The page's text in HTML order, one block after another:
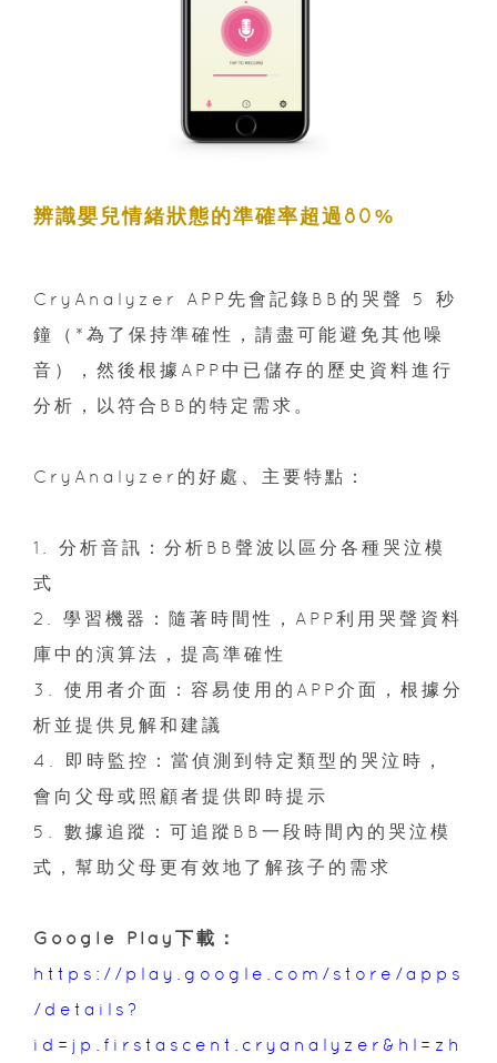
辨識嬰兒情緒狀態的準確率超過80%
CryAnalyzer APP先會記錄BB的哭聲 5 秒
鐘（*為了保持準確性，請盡可能避免其他噪
音），然後根據APP中已儲存的歷史資料進行
分析，以符合BB的特定需求。
CryAnalyzer的好處、主要特點：
1. 分析音訊：分析BB聲波以區分各種哭泣模
式
2. 學習機器：隨著時間性，APP利用哭聲資料
庫中的演算法，提高準確性
3. 使用者介面：容易使用的APP介面，根據分
析並提供見解和建議
4. 即時監控：當偵測到特定類型的哭泣時，
會向父母或照顧者提供即時提示
5. 數據追蹤：可追蹤BB一段時間內的哭泣模
式，幫助父母更有效地了解孩子的需求
Google Play下載：
https://play.google.com/store/apps
/details?
id=jp.firstascent.cryanalyzer&hl=zh